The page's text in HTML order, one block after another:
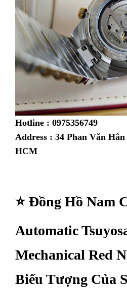
Hotline : 0975356749
Address : 34 Phan Văn
HCM
⭐ Đồng Hồ Nam
Automatic
Mechanical Red
Biểu Tượng Của